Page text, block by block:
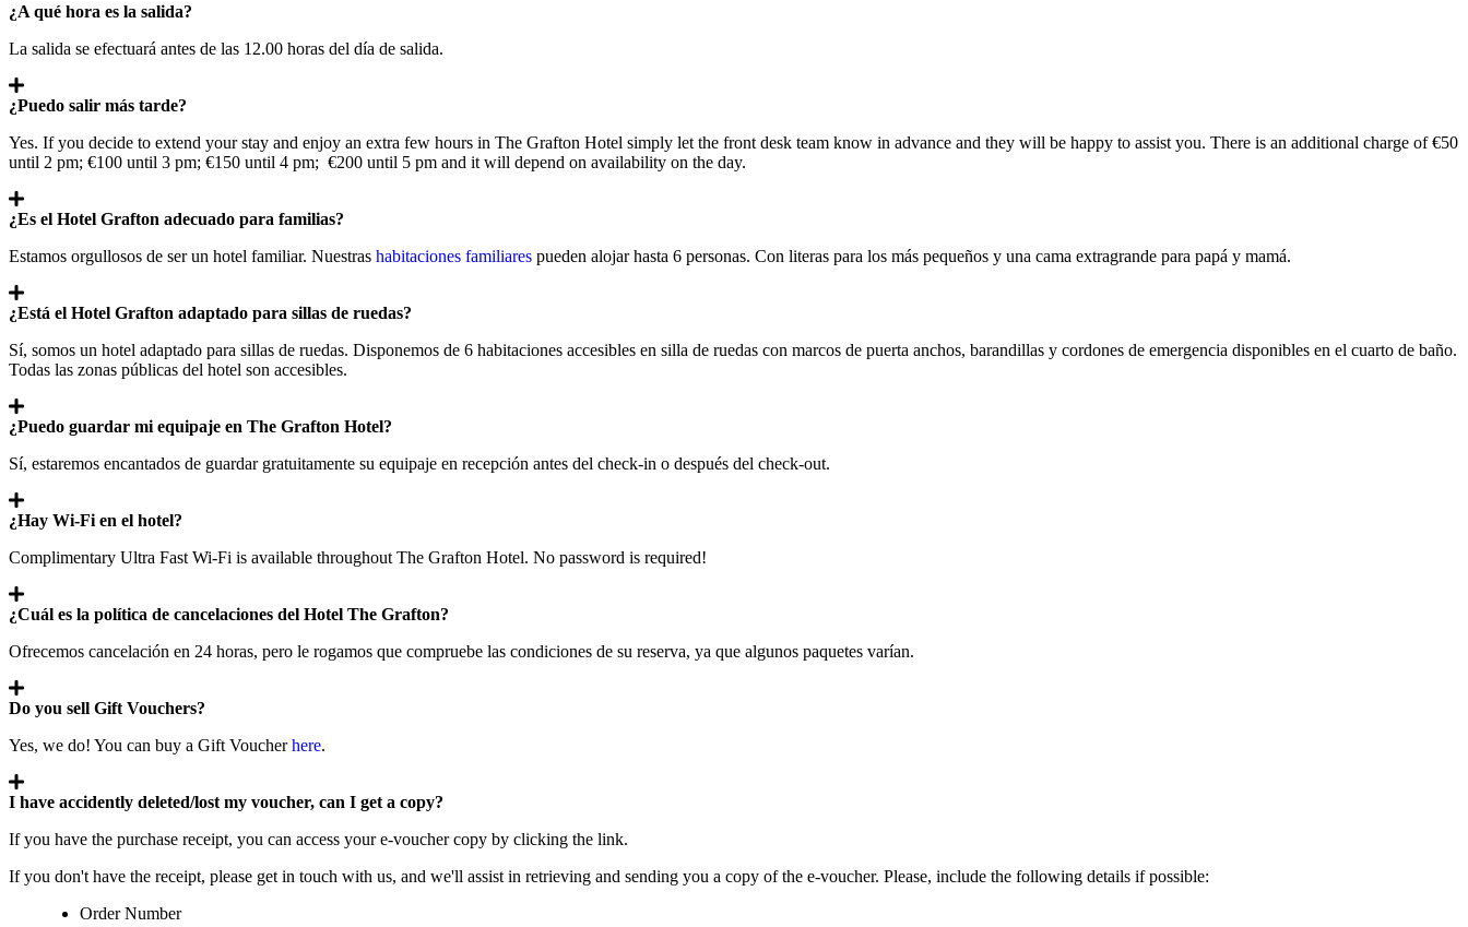
¿A qué hora es la salida?
La salida se efectuará antes de las 12.00 horas del día de salida.
¿Puedo salir más tarde?
Yes. If you decide to extend your stay and enjoy an extra few hours in The Grafton Hotel simply let the front desk team know in advance and they will be happy to assist you. There is an additional charge of €50
until 2 pm; €100 until 3 pm; €150 until 4 pm; €200 until 5 pm and it will depend on availability on the day.
¿Es el Hotel Grafton adecuado para familias?
Estamos orgullosos de ser un hotel familiar. Nuestras habitaciones familiares pueden alojar hasta 6 personas. Con literas para los más pequeños y una cama extragrande para papá y mamá.
¿Está el Hotel Grafton adaptado para sillas de ruedas?
Sí, somos un hotel adaptado para sillas de ruedas. Disponemos de 6 habitaciones accesibles en silla de ruedas con marcos de puerta anchos, barandillas y cordones de emergencia disponibles en el cuarto de baño.
Todas las zonas públicas del hotel son accesibles.
¿Puedo guardar mi equipaje en The Grafton Hotel?
Sí, estaremos encantados de guardar gratuitamente su equipaje en recepción antes del check-in o después del check-out.
¿Hay Wi-Fi en el hotel?
Complimentary Ultra Fast Wi-Fi is available throughout The Grafton Hotel. No password is required!
¿Cuál es la política de cancelaciones del Hotel The Grafton?
Ofrecemos cancelación en 24 horas, pero le rogamos que compruebe las condiciones de su reserva, ya que algunos paquetes varían.
Do you sell Gift Vouchers?
Yes, we do! You can buy a Gift Voucherhere.
I have accidently deleted/lost my voucher, can I get a copy?
If you have the purchase receipt, you can access your e-voucher copy by clicking the link.
If you don't have the receipt, please get in touch with us, and we'll assist in retrieving and sending you a copy of the e-voucher. Please, include the following details if possible:
Order Number